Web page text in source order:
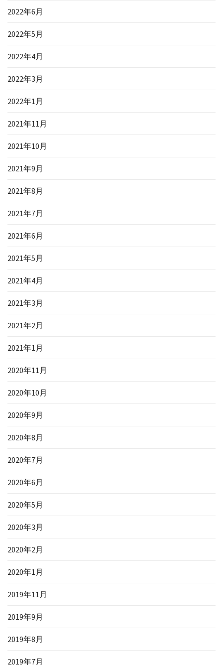
2022年6月
2022年5月
2022年4月
2022年3月
2022年1月
2021年11月
2021年10月
2021年9月
2021年8月
2021年7月
2021年6月
2021年5月
2021年4月
2021年3月
2021年2月
2021年1月
2020年11月
2020年10月
2020年9月
2020年8月
2020年7月
2020年6月
2020年5月
2020年3月
2020年2月
2020年1月
2019年11月
2019年9月
2019年8月
2019年7月